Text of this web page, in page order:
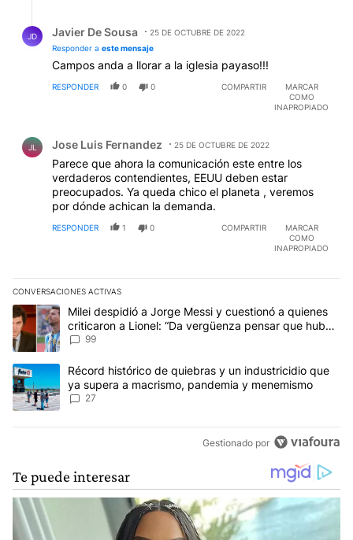
JD Javier De Sousa
25 DE OCTUBRE DE 2022
Responder a este mensaje
Campos anda a llorar a la iglesia payaso!!!
RESPONDER 0 0 COMPARTIR
MARCAR
COMO
INAPROPIADO
JL Jose Luis Fernandez 25 DE OCTUBRE DE 2022
Parece que ahora la comunicación este entre los
verdaderos contendientes, EEUU deben estar
preocupados. Ya queda chico el planeta , veremos
por dónde achican la demanda.
RESPONDER 1 0 COMPARTIR
MARCAR
COMO
INAPROPIADO
CONVERSACIONES ACTIVAS
Este listado muestra los artículos con más comentarios en los
Un artículo de tendencia con el título "Milei despidió a Jorge
Milei despidió a Jorge Messi y cuestionó a quienes
criticaron a Lionel: “Da vergüenza pensar que hubo
anti-Messi”
99
Un artículo de tendencia con el título "Récord histórico de
Récord histórico de quiebras y un industricidio que
ya supera a macrismo, pandemia y menemismo
27
Gestionado por